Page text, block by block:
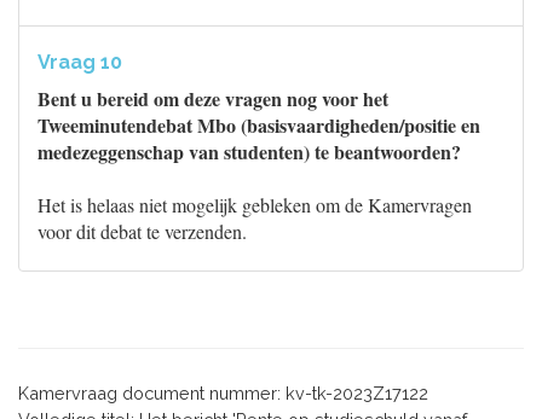
Vraag 10
Bent u bereid om deze vragen nog voor het
Tweeminutendebat Mbo (basisvaardigheden/positie en
medezeggenschap van studenten) te beantwoorden?
Het is helaas niet mogelijk gebleken om de Kamervragen
voor dit debat te verzenden.
Kamervraag document nummer: kv-tk-2023Z17122